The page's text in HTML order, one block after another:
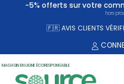
-5% offerts sur votre
hors
🇫🇷 AVIS CLIENTS
MAGASIN EN LIGNE ÉCORESPONSABLE